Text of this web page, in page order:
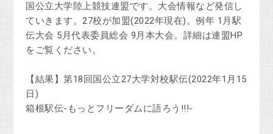
国公立大学陸上競技連盟です。大会情報など発信し
ていきます。27校が加盟(2022年現在)。例年 1月駅
伝大会 5月代表委員総会 9月本大会。詳細は連盟HP
をご覧ください。
【結果】第18回国公立27大学対校駅伝(2022年1月15
日)
箱根駅伝-もっとフリーダムに語ろう!!!-